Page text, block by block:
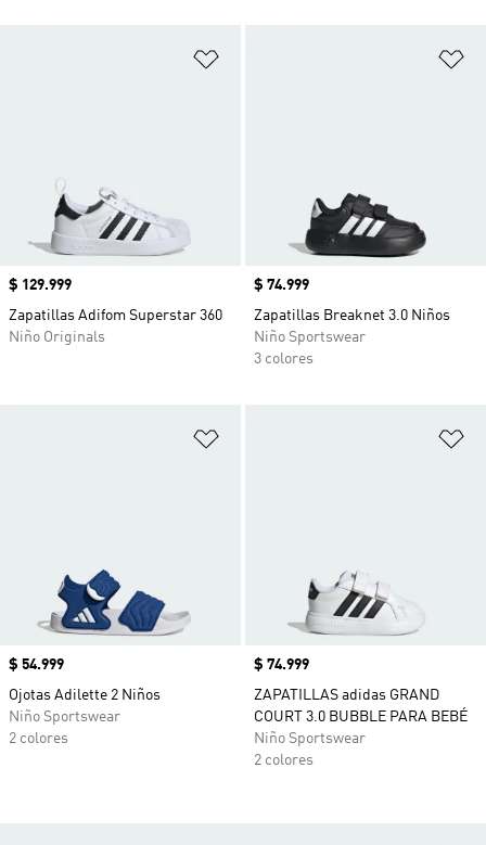
Precio
$ 129.999
Zapatillas Adifom Superstar 360
Niño Originals
Precio
$ 74.999
Zapatillas Breaknet 3.0 Niños
Niño Sportswear
3 colores
Precio
$ 54.999
Ojotas Adilette 2 Niños
Niño Sportswear
2 colores
Precio
$ 74.999
ZAPATILLAS adidas GRAND
COURT 3.0 BUBBLE PARA BEBÉ
Niño Sportswear
2 colores